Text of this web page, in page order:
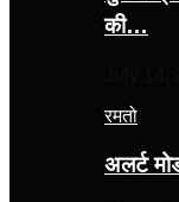
की…
रमतो
अलर्ट